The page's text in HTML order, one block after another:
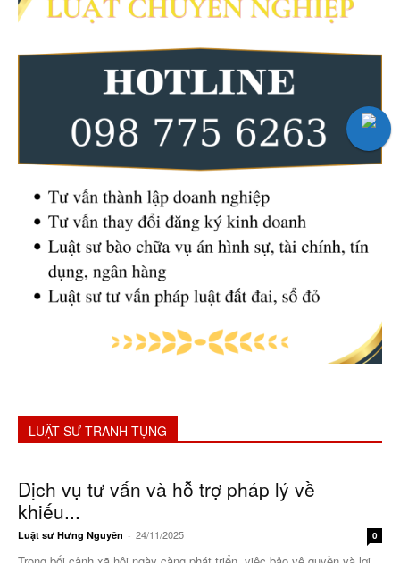
LUẬT SƯ TRANH TỤNG
Dịch vụ tư vấn và hỗ trợ pháp lý về
khiếu...
Luật sư Hưng Nguyên - 24/11/2025 0